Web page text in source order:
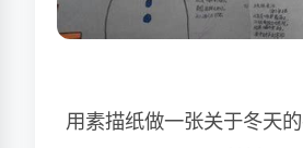
用素描纸做一张关于冬天